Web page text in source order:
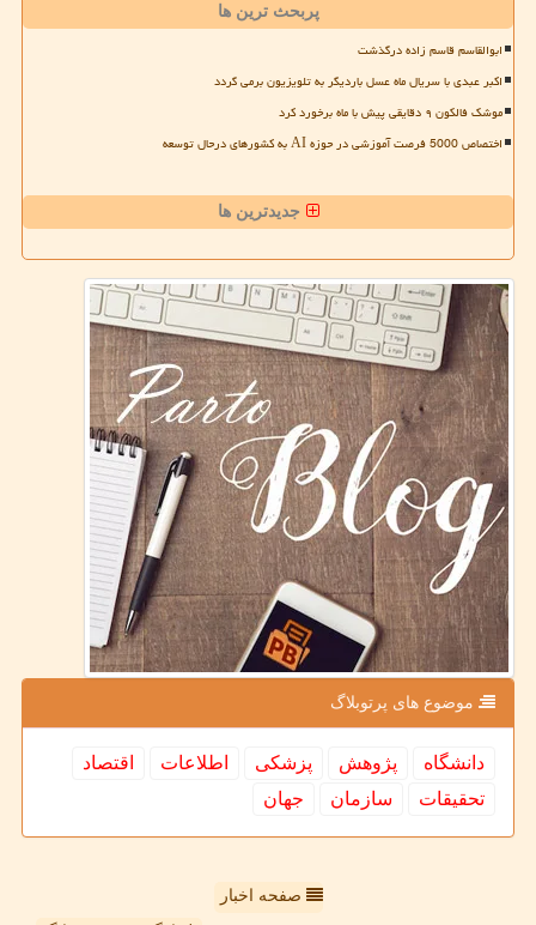
پربحث ترین ها
ابوالقاسم قاسم زاده درگذشت
اکبر عبدی با سریال ماه عسل باردیگر به تلویزیون برمی گردد
موشک فالکون ۹ دقایقی پیش با ماه برخورد کرد
اختصاص 5000 فرصت آموزشی در حوزه AI به کشورهای درحال توسعه
جدیدترین ها
موضوع های پرتوبلاگ
دانشگاه پژوهش پزشكی اطلاعات
اقتصاد
تحقیقات
سازمان جهان
صفحه اخبار